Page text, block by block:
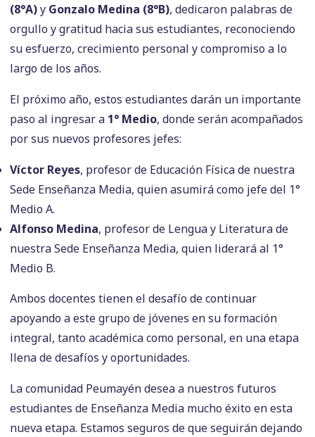
(8°A)y Gonzalo Medina (8°B), dedicaron palabras de
orgullo y gratitud hacia sus estudiantes, reconociendo
su esfuerzo, crecimiento personal y compromiso a lo
largo de los años.
El próximo año, estos estudiantes darán un importante
paso al ingresar a 1° Medio, donde serán acompañados
por sus nuevos profesores jefes:
Víctor Reyes, profesor de Educación Física de nuestra
Sede Enseñanza Media, quien asumirá como jefe del 1°
Medio A.
Alfonso Medina, profesor de Lengua y Literatura de
nuestra Sede Enseñanza Media, quien liderará al 1°
Medio B.
Ambos docentes tienen el desafío de continuar
apoyando a este grupo de jóvenes en su formación
integral, tanto académica como personal, en una etapa
llena de desafíos y oportunidades.
La comunidad Peumayén desea a nuestros futuros
estudiantes de Enseñanza Media mucho éxito en esta
nueva etapa. Estamos seguros de que seguirán dejando